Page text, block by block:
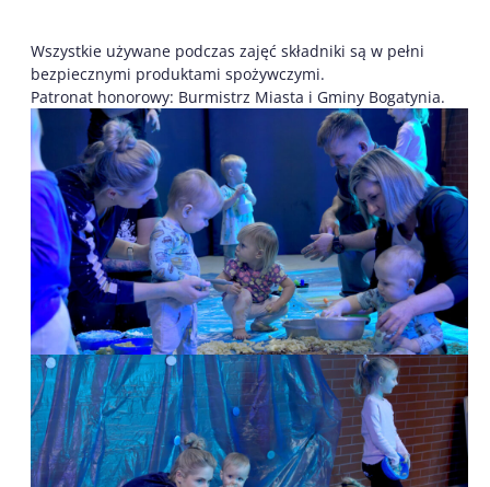
Wszystkie używane podczas zajęć składniki są w pełni
bezpiecznymi produktami spożywczymi.
Patronat honorowy: Burmistrz Miasta i Gminy Bogatynia.